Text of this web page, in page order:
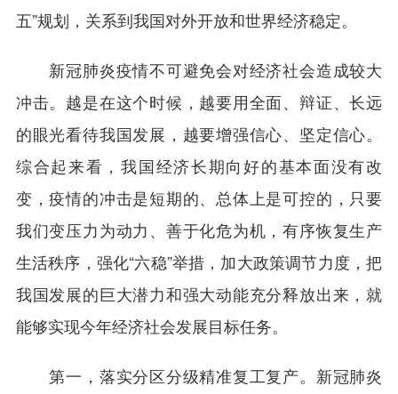
五”规划，关系到我国对外开放和世界经济稳定。
新冠肺炎疫情不可避免会对经济社会造成较大
冲击。越是在这个时候，越要用全面、辩证、长远
的眼光看待我国发展，越要增强信心、坚定信心。
综合起来看，我国经济长期向好的基本面没有改
变，疫情的冲击是短期的、总体上是可控的，只要
我们变压力为动力、善于化危为机，有序恢复生产
生活秩序，强化“六稳”举措，加大政策调节力度，把
我国发展的巨大潜力和强大动能充分释放出来，就
能够实现今年经济社会发展目标任务。
第一，落实分区分级精准复工复产。新冠肺炎